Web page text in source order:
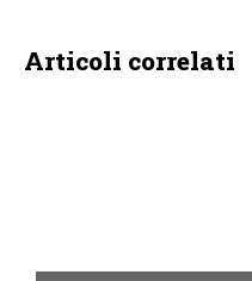
Articoli correlati